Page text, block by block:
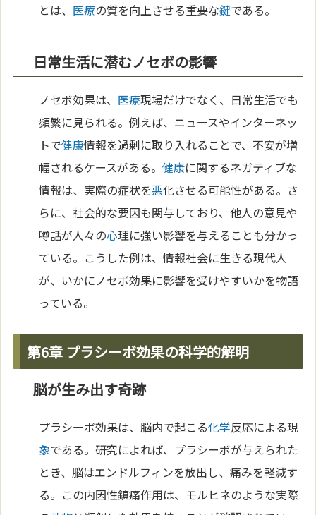
とは、 医療の質を向上させる重要な鍵である。
日常生活に潜むノセボの影響
ノセボ効果は、 医療現場だけでなく、日常生活でも
頻繁に見られる。例えば、ニュースやインターネッ
トで健康情報を過剰に取り入れることで、不安が増
幅されるケースがある。健康に関するネガティブな
情報は、実際の症状を悪化させる可能性がある。さ
らに、社会的な要因も関与しており、他人の意見や
噂話が人々の心理に強い影響を与えることも分かっ
ている。こうした例は、情報社会に生きる現代人
が、いかにノセボ効果に影響を受けやすいかを物語
っている。
第6章 プラシーボ効果の科学的解明
脳が生み出す奇跡
プラシーボ効果は、脳内で起こる化学反応による現
象である。研究によれば、プラシーボが与えられた
とき、脳はエンドルフィンを放出し、痛みを軽減す
る。この内因性鎮痛作用は、モルヒネのような実際